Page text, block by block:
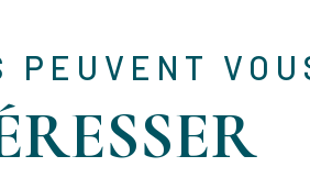
PEUVENT